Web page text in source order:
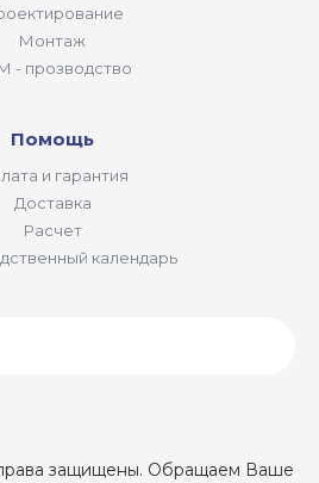
Монтаж
- прозводство
Помощь
и гарантия
Доставка
Расчет
календарь
защищены. Обращаем Ваше